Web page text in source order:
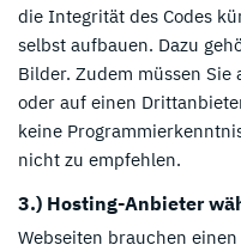
die Integrität des Codes
selbst aufbauen. Dazu
Bilder. Zudem müssen
oder auf einen
keine
nicht zu empfehlen.
3.) Hosting-Anbieter
Webseiten brauchen